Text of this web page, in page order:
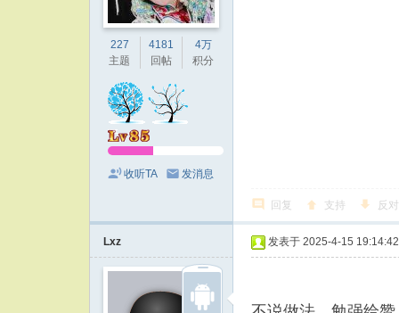
227
主题
4181
回帖
4万
积分
收听TA 发消息
回复 支持 反对
Lxz 发表于 2025-4-15 19:14:42